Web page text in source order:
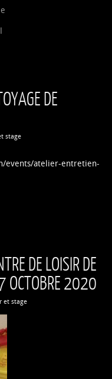
DE
stage
events/atelier-entretien-
DE LOISIR DE
OCTOBRE 2020
et stage